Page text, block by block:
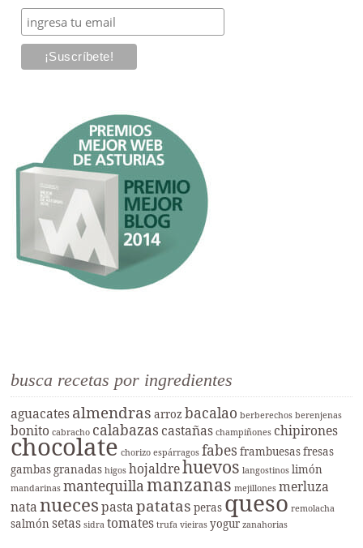
busca recetas por ingredientes
aguacatesalmendras arroz bacalao berberechos berenjenas
bonito cabracho calabazas castañas champiñones chipirones
chocolate chorizo espárragos fabes frambuesasfresas
gambas granadas higos hojaldrehuevos langostinos limón
mandarinas mantequillamanzanas mejillones merluza
nata nueces pasta patatas peras queso remolacha
salmónsetas sidra tomates trufa vieiras yogur zanahorias